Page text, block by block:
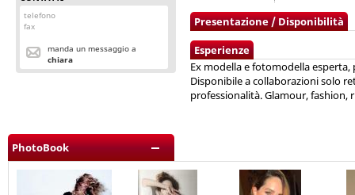
telefono
fax
manda un messaggio a
chiara
Presentazione / Disponibilità
Esperienze
Ex modella e fotomodella
Disponibile a collaborazioni solo
professionalità. Glamour,
PhotoBook